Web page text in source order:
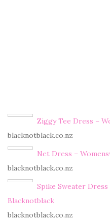
Ziggy Tee Dress –
blacknotblack.co.nz
Net Dress –
blacknotblack.co.nz
Spike Sweater
Blacknotblack
blacknotblack.co.nz